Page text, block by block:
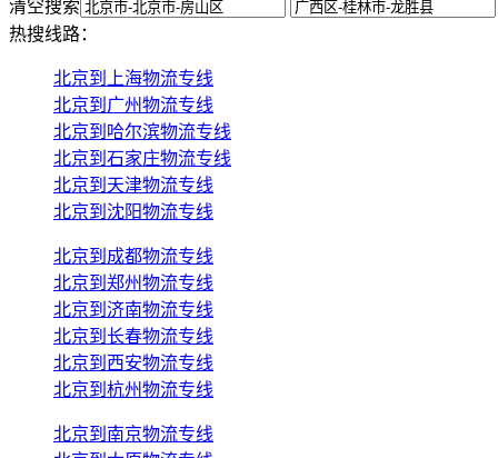
清空搜索
热搜线路：
北京到上海物流专线
北京到广州物流专线
北京到哈尔滨物流专线
北京到石家庄物流专线
北京到天津物流专线
北京到沈阳物流专线
北京到成都物流专线
北京到郑州物流专线
北京到济南物流专线
北京到长春物流专线
北京到西安物流专线
北京到杭州物流专线
北京到南京物流专线